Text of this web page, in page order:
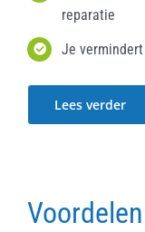
reparatie
Je
Lees verder